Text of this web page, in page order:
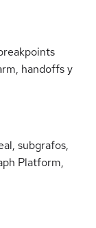
handoffs y
subgrafos,
Platform,